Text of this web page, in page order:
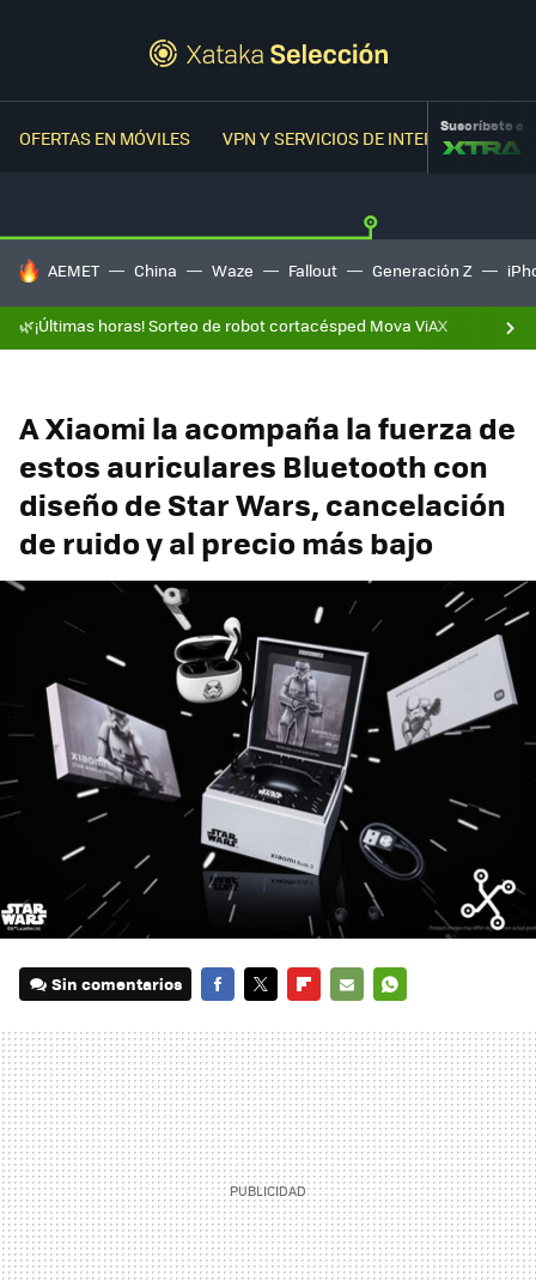
OFERTAS EN MÓVILES VPN Y SERVICIOS DE INTERNETSuscríbete a
HOY SE HABLA DE
AEMET China Waze Fallout Generación Z
🌿¡Últimas horas! Sorteo de robot cortacésped Mova ViAX
A Xiaomi la acompaña la fuerza de
estos auriculares Bluetooth con
diseño de Star Wars, cancelación
de ruido y al precio más bajo
Sin comentarios
MAIL